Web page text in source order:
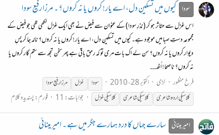
سودا کیوں میں تسکینِ دل، اے یار! کروں یا نہ کروں؟ ۔ مرزا رفیع سودا
اس غزل سے متاثر ہو کر (نذرِ سودا) کے عنوان سے فیض نے بھی ایک غزل لکھی تھی جو فیض کے
مجموعہ دستِ صبا میں موجود ہے۔ کیوں میں تسکینِ دل، اے یار! کروں یا نہ کروں؟ نالہ جا کر پسِ
دیوار کروں یا نہ کروں؟ سن لے اک بات مری تو کہ رمق باقی ہے پھر سخن تجھ سے ستم گار کروں یا
نہ کروں؟ ناصحا! اُٹھ...
فرخ منظور لڑی اکتوبر 28، 2010 سودا غزل
مرزا رفیع سودا
کلاسیکیاردو شاعری کلاسیکیشاعری کلاسیکیغزل جوابات: 11 فورم:پسندیدہ کلام
امیر مینائی سارے جہاں کا درد ہمارے جگر میں ہے ۔ امیر مینائی